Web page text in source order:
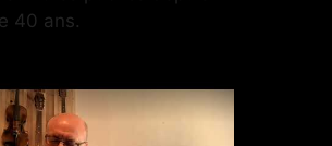
40 ans.